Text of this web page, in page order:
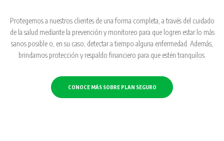
Protegemos a nuestros clientes de una forma completa, a través del cuidado
de la salud mediante la prevención y monitoreo para que logren estar lo más
sanos posible o, en su caso, detectar a tiempo alguna enfermedad. Además,
brindamos protección y respaldo financiero para que estén tranquilos.
CONOCE MÁS SOBRE PLAN SEGURO